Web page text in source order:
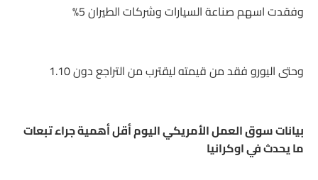
وفقدت اسهم صناعة السيارات وشركات الطيران 5%
وحتى اليورو فقد من قيمته ليقترب من التراجع دون 1.10
بيانات سوق العمل الأمريكي اليوم أقل أهمية جراء تبعات
ما يحدث في اوكرانيا